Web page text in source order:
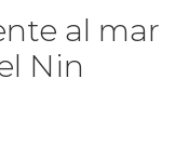
al mar
Nin